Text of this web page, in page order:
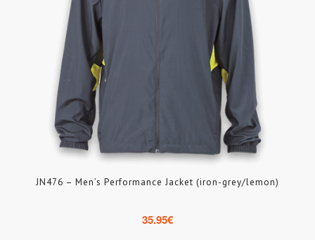
JN476 – Men’s Performance Jacket (iron-grey/lemon)
35.95€